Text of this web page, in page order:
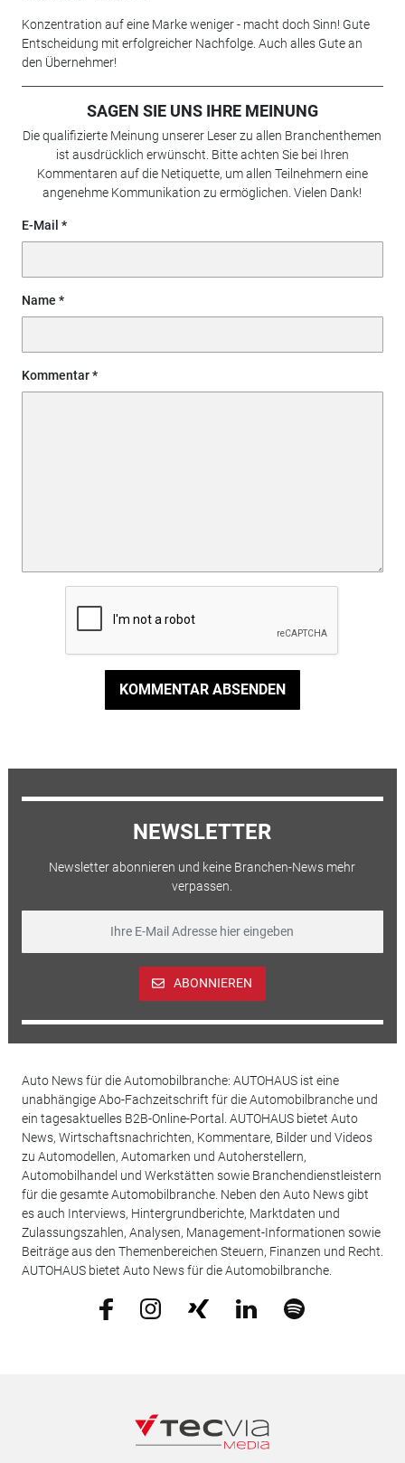
Konzentration auf eine Marke weniger - macht doch Sinn! Gute
Entscheidung mit erfolgreicher Nachfolge. Auch alles Gute an
den Übernehmer!
SAGEN SIE UNS IHRE MEINUNG
Die qualifizierte Meinung unserer Leser zu allen Branchenthemen
ist ausdrücklich erwünscht. Bitte achten Sie bei Ihren
Kommentaren auf die Netiquette, um allen Teilnehmern eine
angenehme Kommunikation zu ermöglichen. Vielen Dank!
E-Mail
Name
Kommentar
KOMMENTAR ABSENDEN
NEWSLETTER
Newsletter abonnieren und keine Branchen-News mehr
verpassen.
ABONNIEREN
Auto News für die Automobilbranche: AUTOHAUS ist eine
unabhängige Abo-Fachzeitschrift für die Automobilbranche und
ein tagesaktuelles B2B-Online-Portal. AUTOHAUS bietet Auto
News, Wirtschaftsnachrichten, Kommentare, Bilder und Videos
zu Automodellen, Automarken und Autoherstellern,
Automobilhandel und Werkstätten sowie Branchendienstleistern
für die gesamte Automobilbranche. Neben den Auto News gibt
es auch Interviews, Hintergrundberichte, Marktdaten und
Zulassungszahlen, Analysen, Management-Informationen sowie
Beiträge aus den Themenbereichen Steuern, Finanzen und Recht.
AUTOHAUS bietet Auto News für die Automobilbranche.